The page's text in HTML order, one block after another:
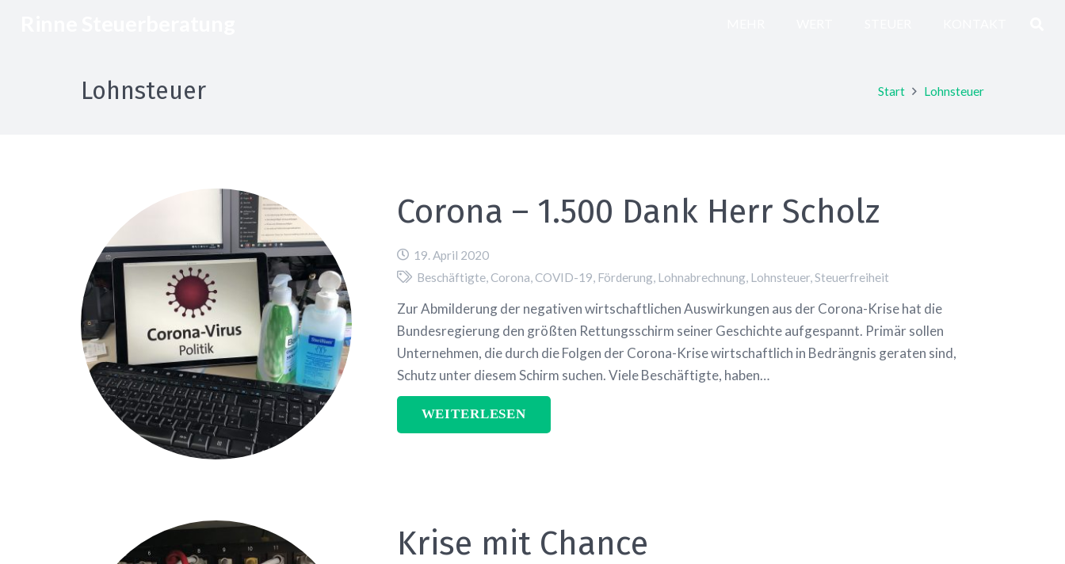
Lohnsteuer Start Lohnsteuer
Corona – 1.500 Dank Herr Scholz
19. April 2020
Beschäftigte,Corona,COVID-19, Förderung, Lohnabrechnung, Lohnsteuer,Steuerfreiheit
Zur Abmilderung der negativen wirtschaftlichen Auswirkungen aus der Corona-Krise hat die
Bundesregierung den größten Rettungsschirm seiner Geschichte aufgespannt. Primär sollen
Unternehmen, die durch die Folgen der Corona-Krise wirtschaftlich in Bedrängnis geraten sind,
Schutz unter diesem Schirm suchen. Viele Beschäftigte, haben…
WEITERLESEN
Krise mit Chance